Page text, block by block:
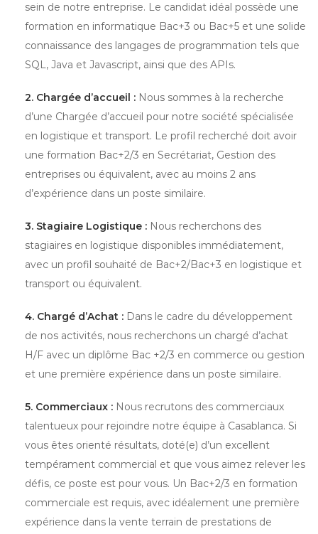
sein de notre entreprise. Le candidat idéal possède une
formation en informatique Bac+3 ou Bac+5 et une solide
connaissance des langages de programmation tels que
SQL, Java et Javascript, ainsi que des APIs.
2. Chargée d’accueil : Nous sommes à la recherche
d’une Chargée d’accueil pour notre société spécialisée
en logistique et transport. Le profil recherché doit avoir
une formation Bac+2/3 en Secrétariat, Gestion des
entreprises ou équivalent, avec au moins 2 ans
d’expérience dans un poste similaire.
3. Stagiaire Logistique : Nous recherchons des
stagiaires en logistique disponibles immédiatement,
avec un profil souhaité de Bac+2/Bac+3 en logistique et
transport ou équivalent.
4. Chargé d’Achat : Dans le cadre du développement
de nos activités, nous recherchons un chargé d’achat
H/F avec un diplôme Bac +2/3 en commerce ou gestion
et une première expérience dans un poste similaire.
5. Commerciaux : Nous recrutons des commerciaux
talentueux pour rejoindre notre équipe à Casablanca. Si
vous êtes orienté résultats, doté(e) d’un excellent
tempérament commercial et que vous aimez relever les
défis, ce poste est pour vous. Un Bac+2/3 en formation
commerciale est requis, avec idéalement une première
expérience dans la vente terrain de prestations de